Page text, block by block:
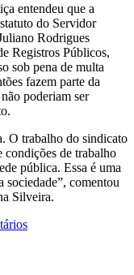
entendeu que a
do Servidor
Rodrigues
Registros Públicos,
sob pena de multa
fazem parte da
poderiam ser
O trabalho do sindicato
condições de trabalho
pública. Essa é uma
sociedade”, comentou
Silveira.